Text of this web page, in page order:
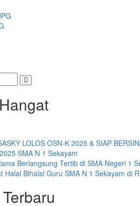
LOLOS OSN-K 2025 & SIAP
SMA N 1 Sekayam
Berlangsung Tertib di SMA Negeri 1
Halal Bihalal Guru SMA N 1 Sekayam di